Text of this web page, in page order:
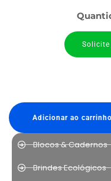
Solicite
Adicionar ao carrinho
Blocos & Cadernos
Brindes Ecológicos